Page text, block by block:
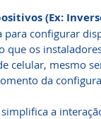
(Ex:
para configurar
que os
celular, mesmo
da
a